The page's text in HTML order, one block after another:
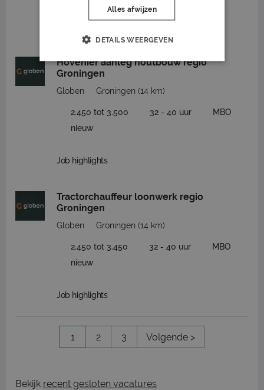
Hovenier aanleg houtbouw regio
Groningen
Globen Groningen (14 km)
2.450 tot 3.500 32 - 40 uur
MBO
nieuw
Job highlights
Tractorchauffeur loonwerk regio
Groningen
Globen Groningen (14 km)
2.450 tot 3.450 32 - 40 uur
MBO
nieuw
Job highlights
1 2 3 Volgende >
Bekijk recent gesloten vacatures
Alles afwijzen
DETAILS WEERGEVEN